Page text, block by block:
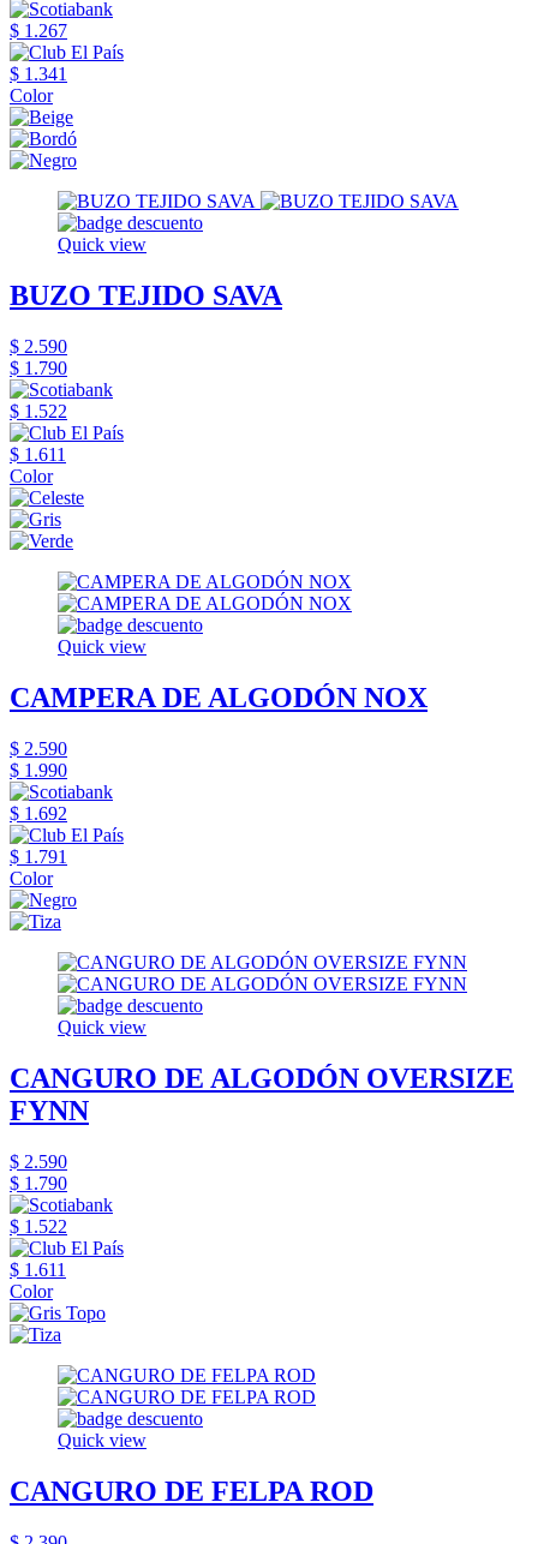
$ 1.267
$ 1.341
Color
Quick view
BUZO TEJIDO SAVA
$ 2.590
$ 1.790
$ 1.522
$ 1.611
Color
Quick view
CAMPERA DE ALGODÓN NOX
$ 2.590
$ 1.990
$ 1.692
$ 1.791
Color
Quick view
CANGURO DE ALGODÓN OVERSIZE
FYNN
$ 2.590
$ 1.790
$ 1.522
$ 1.611
Color
Quick view
CANGURO DE FELPA ROD